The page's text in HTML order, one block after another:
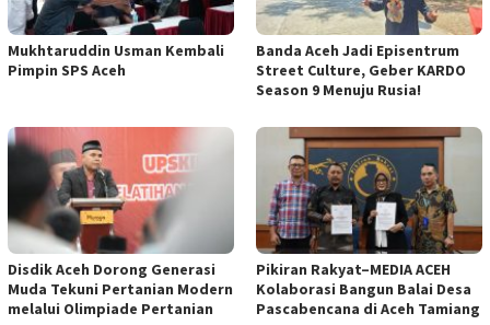
Mukhtaruddin Usman Kembali
Pimpin SPS Aceh
Banda Aceh Jadi Episentrum
Street Culture, Geber KARDO
Season 9 Menuju Rusia!
Disdik Aceh Dorong Generasi
Muda Tekuni Pertanian Modern
melalui Olimpiade Pertanian
Pikiran Rakyat–MEDIA ACEH
Kolaborasi Bangun Balai Desa
Pascabencana di Aceh Tamiang